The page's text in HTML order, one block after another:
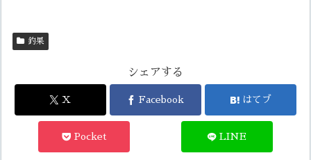
釣果
シェアする
X Facebook はてブ
Pocket LINE